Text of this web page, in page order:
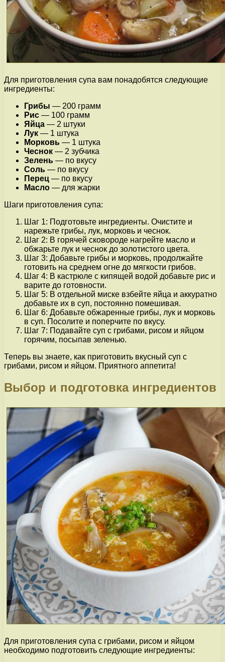
Для приготовления супа вам понадобятся следующие
ингредиенты:
Грибы — 200 грамм
Рис — 100 грамм
Яйца — 2 штуки
Лук — 1 штука
Морковь — 1 штука
Чеснок — 2 зубчика
Зелень — по вкусу
Соль — по вкусу
Перец — по вкусу
Масло — для жарки
Шаги приготовления супа:
Шаг 1: Подготовьте ингредиенты. Очистите и
нарежьте грибы, лук, морковь и чеснок.
Шаг 2: В горячей сковороде нагрейте масло и
обжарьте лук и чеснок до золотистого цвета.
Шаг 3: Добавьте грибы и морковь, продолжайте
готовить на среднем огне до мягкости грибов.
Шаг 4: В кастрюле с кипящей водой добавьте рис и
варите до готовности.
Шаг 5: В отдельной миске взбейте яйца и аккуратно
добавьте их в суп, постоянно помешивая.
Шаг 6: Добавьте обжаренные грибы, лук и морковь
в суп. Посолите и поперчите по вкусу.
Шаг 7: Подавайте суп с грибами, рисом и яйцом
горячим, посыпав зеленью.
Теперь вы знаете, как приготовить вкусный суп с
грибами, рисом и яйцом. Приятного аппетита!
Выбор и подготовка ингредиентов
Для приготовления супа с грибами, рисом и яйцом
необходимо подготовить следующие ингредиенты: